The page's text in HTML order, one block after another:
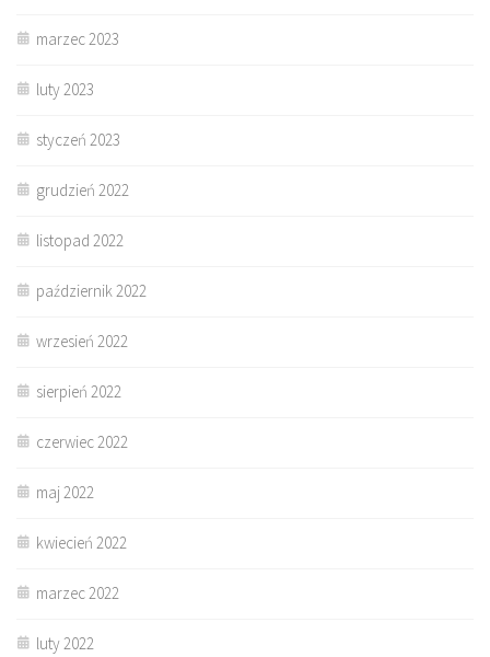
marzec 2023
luty 2023
styczeń 2023
grudzień 2022
listopad 2022
październik 2022
wrzesień 2022
sierpień 2022
czerwiec 2022
maj 2022
kwiecień 2022
marzec 2022
luty 2022